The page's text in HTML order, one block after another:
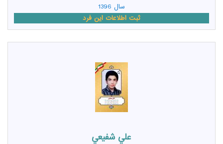
سال 1396
ثبت اطلاعات این فرد
علي شفيعي